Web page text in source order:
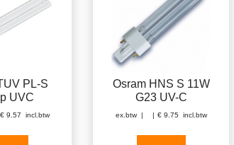
PL-S
UVC
€ 9.57 incl.btw
Osram HNS S 11W
G23 UV-C
ex.btw € 9.75 incl.btw